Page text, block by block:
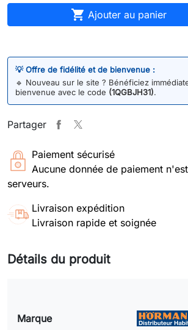
 Ajouter au panier
💡 Offre de fidélité et de bienvenue :
🔹 Nouveau sur le site ? Bénéficiez
bienvenue avec le code (1QGBJH31).
Partager
Paiement sécurisé
Aucune donnée de paiement
serveurs.
Livraison expédition
Livraison rapide et soignée
Détails du produit
Marque